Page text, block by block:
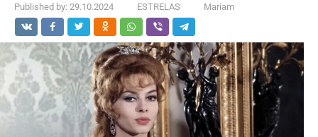
Published by: 29.10.2024 ESTRELAS Mariam